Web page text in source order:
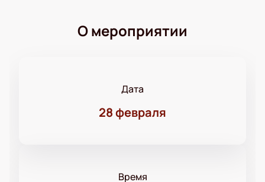
О мероприятии
Дата
28 февраля
Время